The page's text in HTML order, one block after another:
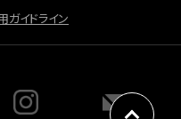
ガイドライン